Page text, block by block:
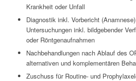
Krankheit oder Unfall
Diagnostik inkl. Vorbericht
Untersuchungen inkl. bildgebender
oder Röntgenaufnahmen
Nachbehandlungen nach Ablauf des
alternativen und komplementären
Zuschuss für Routine- und